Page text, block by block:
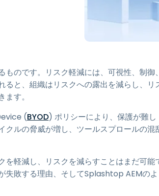
RDP/SSH/VNCによるリモー
ンドポイントセキュリティ
べてのニーズについて詳し
すべての
のです。リスク軽減には、可視性、制御、
と、組織はリスクへの露出を減らし、リ
す。
(BYOD) ポリシーにより、保護が難し
クルの脅威が増し、ツールスプロールの混
を軽減し、リスクを減らすことはまだ可能
失敗する理由、そしてSplashtop AEMのよ